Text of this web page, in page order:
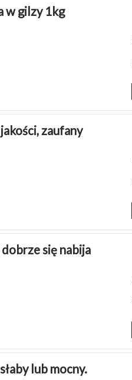
w gilzy 1kg
zaufany
się nabija
lub mocny.